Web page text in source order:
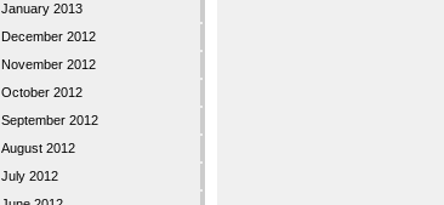
January 2013
December 2012
November 2012
October 2012
September 2012
August 2012
July 2012